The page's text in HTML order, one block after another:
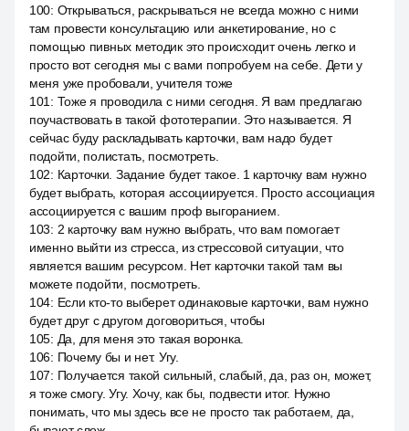
100: Открываться, раскрываться не всегда можно с ними
там провести консультацию или анкетирование, но с
помощью пивных методик это происходит очень легко и
просто вот сегодня мы с вами попробуем на себе. Дети у
меня уже пробовали, учителя тоже
101 : Тоже я проводила с ними сегодня. Я вам предлагаю
поучаствовать в такой фототерапии. Это называется. Я
сейчас буду раскладывать карточки, вам надо будет
подойти, полистать, посмотреть.
102: Карточки. Задание будет такое. 1 карточку вам нужно
будет выбрать, которая ассоциируется. Просто ассоциация
ассоциируется с вашим проф выгоранием.
103: 2 карточку вам нужно выбрать, что вам помогает
именно выйти из стресса, из стрессовой ситуации, что
является вашим ресурсом. Нет карточки такой там вы
можете подойти, посмотреть.
104: Если кто-то выберет одинаковые карточки, вам нужно
будет друг с другом договориться, чтобы
105: Да, для меня это такая воронка.
106: Почему бы и нет. Угу.
107: Получается такой сильный, слабый, да, раз он, может,
я тоже смогу. Угу. Хочу, как бы, подвести итог. Нужно
понимать, что мы здесь все не просто так работаем, да,